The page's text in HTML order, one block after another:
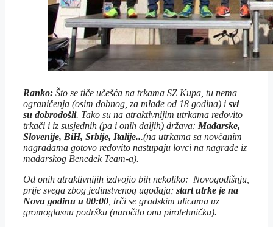
Ranko: Što se tiče učešća na trkama SZ Kupa, tu nema
ograničenja (osim dobnog, za mlađe od 18 godina) i svi
su dobrodošli. Tako su na atraktivnijim utrkama redovito
trkači i iz susjednih (pa i onih daljih) država: Mađarske,
Slovenije, BiH, Srbije, Italije...(na utrkama sa novčanim
nagradama gotovo redovito nastupaju lovci na nagrade iz
mađarskog Benedek Team-a).
Od onih atraktivnijih izdvojio bih nekoliko: Novogodišnju
prije svega zbog jedinstvenog ugođaja; start utrke je na
Novu godinu u 00:00 , trči se gradskim ulicama uz
gromoglasnu podršku (naročito onu pirotehničku).